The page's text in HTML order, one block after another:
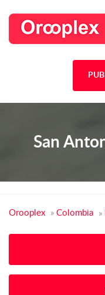
San
Orooplex » Colombia »